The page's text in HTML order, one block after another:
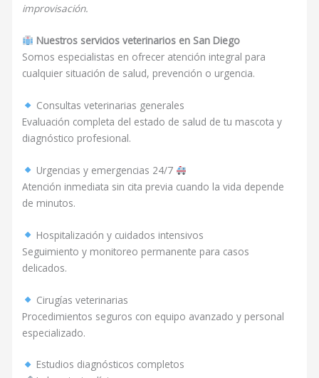
improvisación.
Nuestros servicios veterinarios en San Diego
Somos especialistas en ofrecer atención integral para
cualquier situación de salud, prevención o urgencia.
Consultas veterinarias generales
Evaluación completa del estado de salud de tu mascota y
diagnóstico profesional.
Urgencias y emergencias 24/7
Atención inmediata sin cita previa cuando la vida depende
de minutos.
Hospitalización y cuidados intensivos
Seguimiento y monitoreo permanente para casos
delicados.
Cirugías veterinarias
Procedimientos seguros con equipo avanzado y personal
especializado.
Estudios diagnósticos completos